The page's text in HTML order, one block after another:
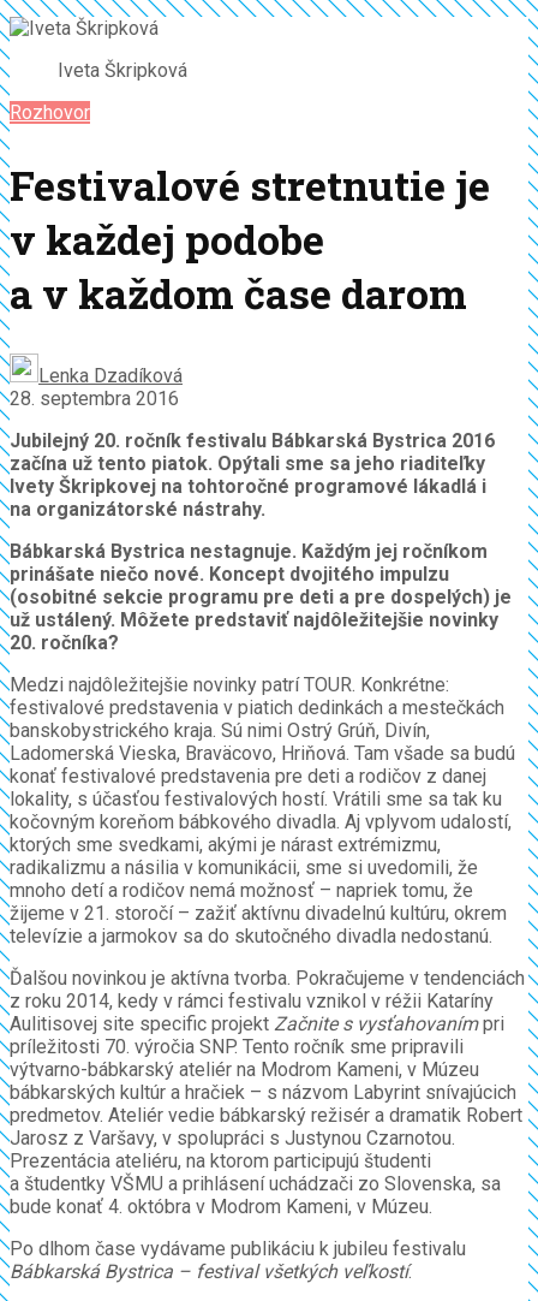
Iveta Škripková
Rozhovor
Festivalové stretnutie je
v každej podobe
a v každom čase darom
Lenka Dzadíková
28. septembra 2016
Jubilejný 20. ročník festivalu Bábkarská Bystrica 2016
začína už tento piatok. Opýtali sme sa jeho riaditeľky
Ivety Škripkovej na tohtoročné programové lákadlá i
na organizátorské nástrahy.
Bábkarská Bystrica nestagnuje. Každým jej ročníkom
prinášate niečo nové. Koncept dvojitého impulzu
(osobitné sekcie programu pre deti a pre dospelých) je
už ustálený. Môžete predstaviť najdôležitejšie novinky
20. ročníka?
Medzi najdôležitejšie novinky patrí TOUR. Konkrétne:
festivalové predstavenia v piatich dedinkách a mestečkách
banskobystrického kraja. Sú nimi Ostrý Grúň, Divín,
Ladomerská Vieska, Braväcovo, Hriňová. Tam všade sa budú
konať festivalové predstavenia pre deti a rodičov z danej
lokality, s účasťou festivalových hostí. Vrátili sme sa tak ku
kočovným koreňom bábkového divadla. Aj vplyvom udalostí,
ktorých sme svedkami, akými je nárast extrémizmu,
radikalizmu a násilia v komunikácii, sme si uvedomili, že
mnoho detí a rodičov nemá možnosť – napriek tomu, že
žijeme v 21. storočí – zažiť aktívnu divadelnú kultúru, okrem
televízie a jarmokov sa do skutočného divadla nedostanú.
Ďalšou novinkou je aktívna tvorba. Pokračujeme v tendenciách
z roku 2014, kedy v rámci festivalu vznikol v réžii Kataríny
Aulitisovej site specific projekt Začnite s vysťahovanímpri
príležitosti 70. výročia SNP. Tento ročník sme pripravili
výtvarno-bábkarský ateliér na Modrom Kameni, v Múzeu
bábkarských kultúr a hračiek – s názvom Labyrint snívajúcich
predmetov. Ateliér vedie bábkarský režisér a dramatik Robert
Jarosz z Varšavy, v spolupráci s Justynou Czarnotou.
Prezentácia ateliéru, na ktorom participujú študenti
a študentky VŠMU a prihlásení uchádzači zo Slovenska, sa
bude konať 4. októbra v Modrom Kameni, v Múzeu.
Po dlhom čase vydávame publikáciu k jubileu festivalu
Bábkarská Bystrica – festival všetkých veľkostí.